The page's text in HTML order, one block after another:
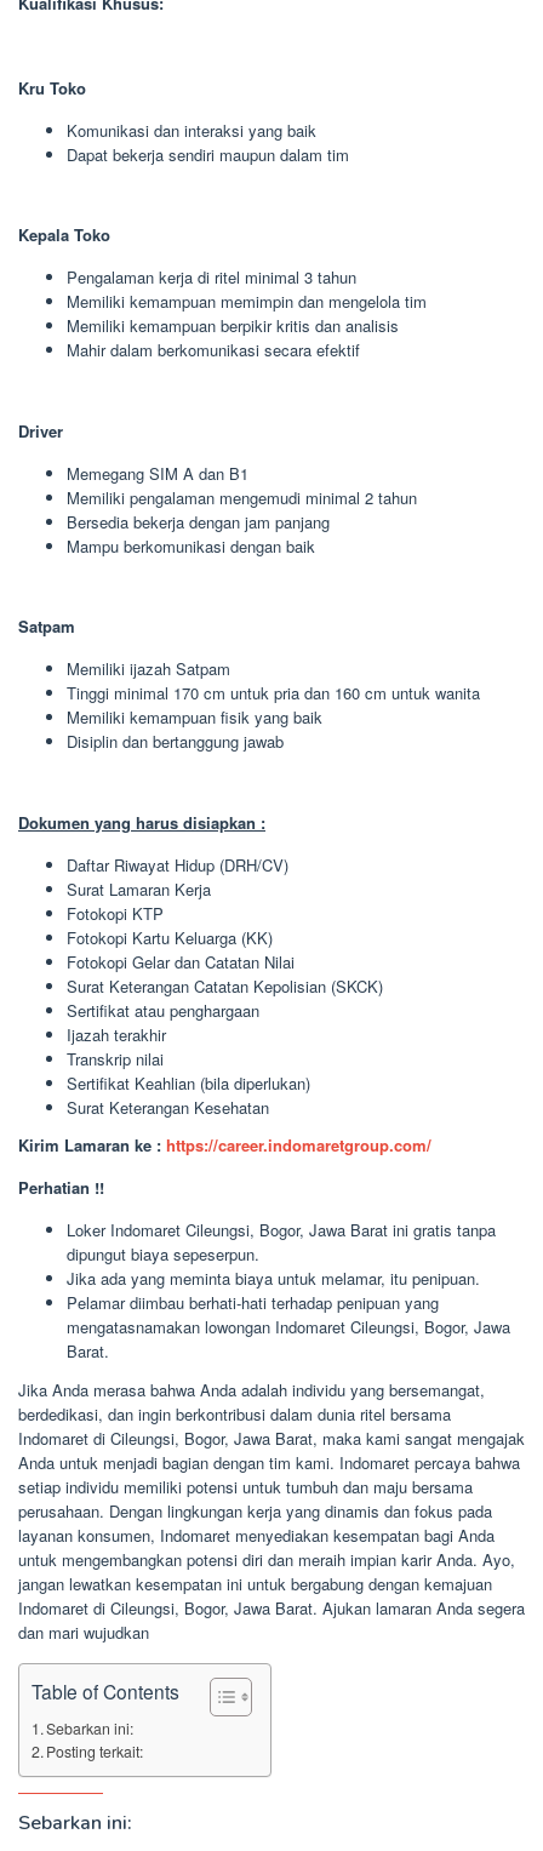
Kru Toko
Komunikasi dan interaksi yang baik
Dapat bekerja sendiri maupun dalam tim
Kepala Toko
Pengalaman kerja di ritel minimal 3 tahun
Memiliki kemampuan memimpin dan mengelola tim
Memiliki kemampuan berpikir kritis dan analisis
Mahir dalam berkomunikasi secara efektif
Driver
Memegang SIM A dan B1
Memiliki pengalaman mengemudi minimal 2 tahun
Bersedia bekerja dengan jam panjang
Mampu berkomunikasi dengan baik
Satpam
Memiliki ijazah Satpam
Tinggi minimal 170 cm untuk pria dan 160 cm untuk wanita
Memiliki kemampuan fisik yang baik
Disiplin dan bertanggung jawab
Dokumen yang harus disiapkan :
Daftar Riwayat Hidup (DRH/CV)
Surat Lamaran Kerja
Fotokopi KTP
Fotokopi Kartu Keluarga (KK)
Fotokopi Gelar dan Catatan Nilai
Surat Keterangan Catatan Kepolisian (SKCK)
Sertifikat atau penghargaan
Ijazah terakhir
Transkrip nilai
Sertifikat Keahlian (bila diperlukan)
Surat Keterangan Kesehatan
Kirim Lamaran ke : https://career.indomaretgroup.com/
Perhatian !!
Loker Indomaret Cileungsi, Bogor, Jawa Barat ini gratis tanpa
dipungut biaya sepeserpun.
Jika ada yang meminta biaya untuk melamar, itu penipuan.
Pelamar diimbau berhati-hati terhadap penipuan yang
mengatasnamakan lowongan Indomaret Cileungsi, Bogor, Jawa
Barat.
Jika Anda merasa bahwa Anda adalah individu yang bersemangat,
berdedikasi, dan ingin berkontribusi dalam dunia ritel bersama
Indomaret di Cileungsi, Bogor, Jawa Barat, maka kami sangat mengajak
Anda untuk menjadi bagian dengan tim kami. Indomaret percaya bahwa
setiap individu memiliki potensi untuk tumbuh dan maju bersama
perusahaan. Dengan lingkungan kerja yang dinamis dan fokus pada
layanan konsumen, Indomaret menyediakan kesempatan bagi Anda
untuk mengembangkan potensi diri dan meraih impian karir Anda. Ayo,
jangan lewatkan kesempatan ini untuk bergabung dengan kemajuan
Indomaret di Cileungsi, Bogor, Jawa Barat. Ajukan lamaran Anda segera
dan mari wujudkan
Table of Contents
Sebarkan ini:
Posting terkait:
Sebarkan ini: